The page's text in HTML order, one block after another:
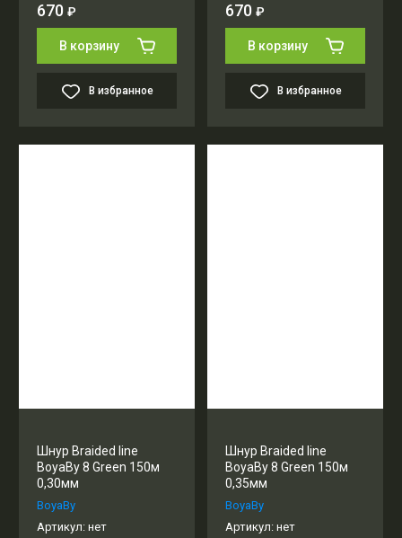
670 ₽
В корзину
В избранное
670 ₽
В корзину
В избранное
Шнур Braided line
BoyaBy 8 Green 150м
0,30мм
BoyaBy
Артикул: нет
Шнур Braided line
BoyaBy 8 Green 150м
0,35мм
BoyaBy
Артикул: нет